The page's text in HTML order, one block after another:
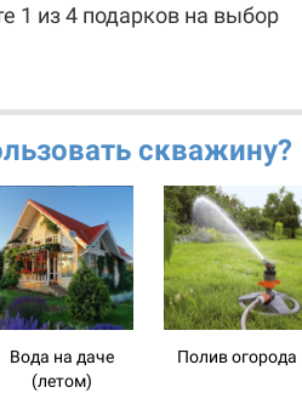
1 из 4 подарков на выбор
скважину?
Вода на даче
(летом)
Полив огорода